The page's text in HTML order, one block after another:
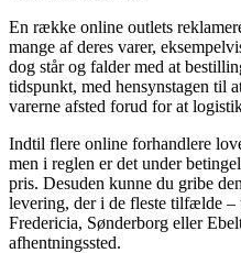
En række online outlets
mange af deres varer,
dog står og falder med at
tidspunkt, med hensynstagen til
varerne afsted forud for at
Indtil flere online forhandlere
men i reglen er det under
pris. Desuden kunne du gribe
levering, der i de fleste tilfælde
Fredericia, Sønderborg eller
afhentningssted.